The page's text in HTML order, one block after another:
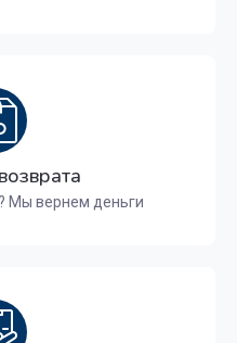
Мы вернем деньги